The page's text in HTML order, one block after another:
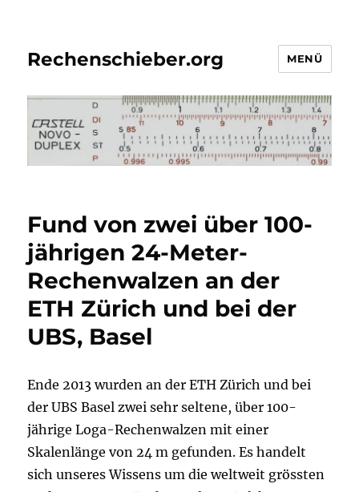
Rechenschieber.org MENÜ
Fund von zwei über 100-
jährigen 24-Meter-
Rechenwalzen an der
ETH Zürich und bei der
UBS, Basel
Ende 2013 wurden an der ETH Zürich und bei
der UBS Basel zwei sehr seltene, über 100-
jährige Loga-Rechenwalzen mit einer
Skalenlänge von 24 m gefunden. Es handelt
sich unseres Wissens um die weltweit grössten